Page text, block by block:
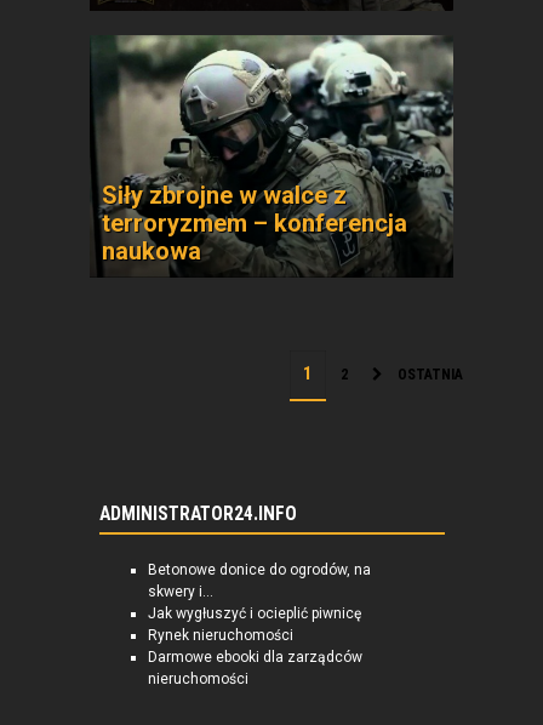
Siły zbrojne w walce z
terroryzmem – konferencja
naukowa
2 OSTATNIA
ADMINISTRATOR24.INFO
Betonowe donice do ogrodów, na
skwery i...
Jak wygłuszyć i ocieplić piwnicę
Rynek nieruchomości
Darmowe ebooki dla zarządców
nieruchomości